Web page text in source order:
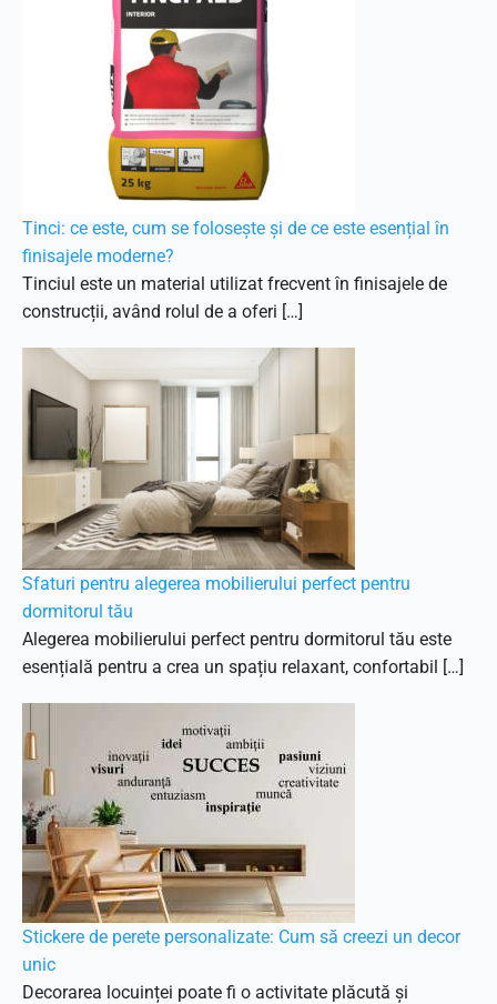
Tinci: ce este, cum se folosește și de ce este esențial în
finisajele moderne?
Tinciul este un material utilizat frecvent în finisajele de
construcții, având rolul de a oferi […]
Sfaturi pentru alegerea mobilierului perfect pentru
dormitorul tău
Alegerea mobilierului perfect pentru dormitorul tău este
esențială pentru a crea un spațiu relaxant, confortabil […]
Stickere de perete personalizate: Cum să creezi un decor
unic
Decorarea locuinței poate fi o activitate plăcută și